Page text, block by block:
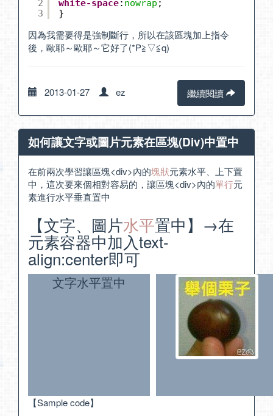
2
3
white-space: nowrap ;
}
因為我需要得是強制斷行，所以在該區塊加上指令
後，歐耶～歐耶～它好了(*P≧▽≦q)
2013-01-27 ez 繼續閱讀
如何讓文字或圖片元素在區塊(Div)中置中
在前兩次學習讓區塊<div>內的塊狀元素水平、 上下置
中，這次要來個相對容易的，讓區塊<div>內的單行元
素進行水平垂直置中
【文字、圖片水平置中】→在
元素容器中加入text-
align:center即可
文字水平置中
【Sample code】